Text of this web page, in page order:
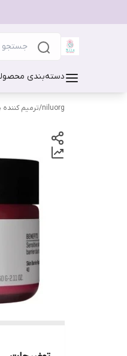
دسته‌بندی
niluorg
/ترمیم